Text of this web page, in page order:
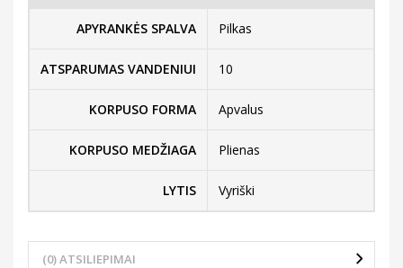
APYRANKĖS SPALVA Pilkas
ATSPARUMAS VANDENIUI 10
KORPUSO FORMA Apvalus
KORPUSO MEDŽIAGA Plienas
LYTIS Vyriški
(0) ATSILIEPIMAI